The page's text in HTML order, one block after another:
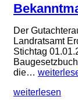
Der
Landratsamt
Stichtag
die…
weiterlesen